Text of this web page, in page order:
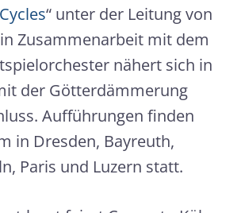
“ unter der Leitung von
Zusammenarbeit mit dem
nähert sich in
der Götterdämmerung
Aufführungen finden
in Dresden, Bayreuth,
Paris und Luzern statt.